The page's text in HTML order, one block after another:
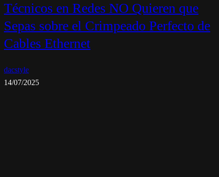
Técnicos en Redes NO Quieren que
Sepas sobre el Crimpeado Perfecto de
Cables Ethernet
dacstyle
14/07/2025